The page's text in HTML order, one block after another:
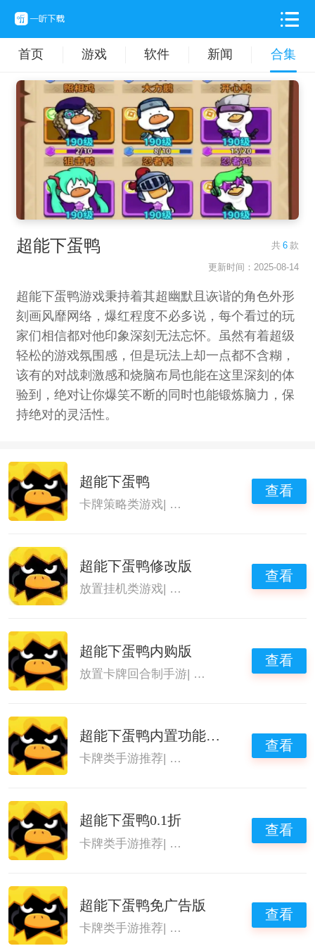
首页 游戏 软件 新闻 合集
超能下蛋鸭 共 6 款
更新时间：2025-08-14
超能下蛋鸭游戏秉持着其超幽默且诙谐的角色外形
刻画风靡网络，爆红程度不必多说，每个看过的玩
家们相信都对他印象深刻无法忘怀。虽然有着超级
轻松的游戏氛围感，但是玩法上却一点都不含糊，
该有的对战刺激感和烧脑布局也能在这里深刻的体
验到，绝对让你爆笑不断的同时也能锻炼脑力，保
持绝对的灵活性。
超能下蛋鸭
卡牌策略类游戏| 策略养成游戏大全|策略单
查看
超能下蛋鸭修改版
放置挂机类游戏 单机格斗游戏大全中文|策
查看
超能下蛋鸭内购版
放置卡牌回合制手游| 卡牌手游推荐2026|单
查看
超能下蛋鸭内置功能菜单
卡牌类手游推荐 放置卡牌回合制手游|卡牌
查看
超能下蛋鸭0.1折
卡牌类手游推荐| 卡牌手游推荐2026|2026最
查看
超能下蛋鸭免广告版
卡牌类手游推荐| 卡牌手游推荐2026|2026最
查看